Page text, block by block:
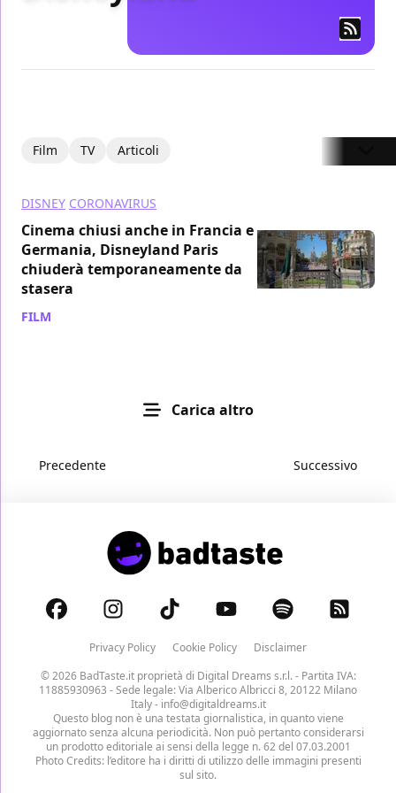
Film TV Articoli
DISNEY CORONAVIRUS
Cinema chiusi anche in Francia e
Germania, Disneyland Paris
chiuderà temporaneamente da
stasera
FILM
Carica altro
Precedente Successivo
Privacy Policy Cookie Policy
Disclaimer
© 2026 BadTaste.it proprietà di Digital Dreams s.r.l.- Partita IVA:
11885930963 - Sede legale: Via Alberico Albricci 8, 20122 Milano
Italy - info@digitaldreams.it
Questo blog non è una testata giornalistica, in quanto viene
aggiornato senza alcuna periodicità. Non può pertanto considerarsi
un prodotto editoriale ai sensi della legge n. 62 del 07.03.2001
Photo Credits: l’editore ha i diritti di utilizzo delle immagini presenti
sul sito.